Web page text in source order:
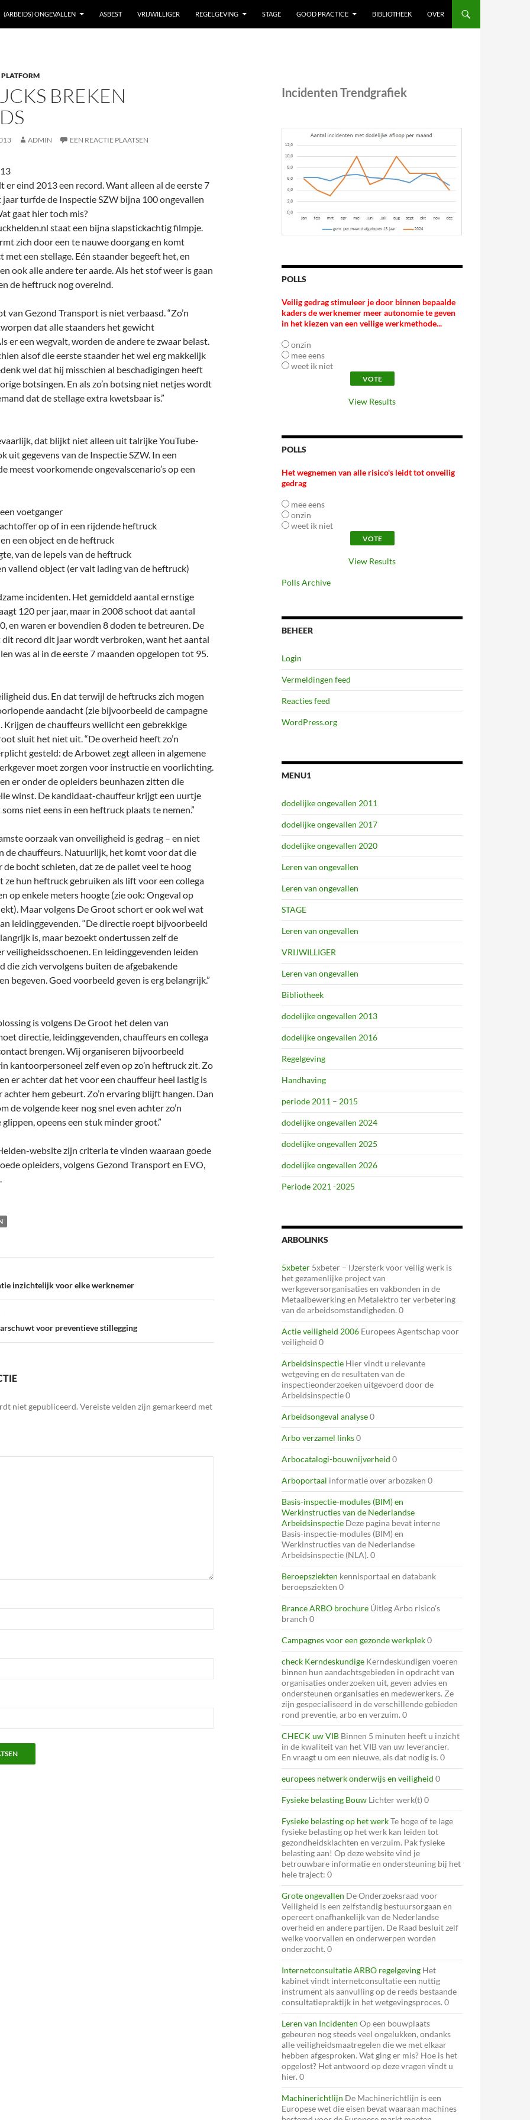
(ARBEIDS) ONGEVALLEN ASBEST VRIJWILLIGER REGELGEVING STAGE GOOD PRACTICE BIBLIOTHEEK OVER
BREKEN
ADMIN EEN REACTIE PLAATSEN
er eind 2013 een record. Want alleen al de eerste 7
jaar turfde de Inspectie SZW bijna 100 ongevallen
gaat hier toch mis?
staat een bijna slapstickachtig filmpje.
zich door een te nauwe doorgang en komt
met een stellage. Eén staander begeeft het, en
ook alle andere ter aarde. Als het stof weer is gaan
de heftruck nog overeind.
van Gezond Transport is niet verbaasd. “Zo’n
dat alle staanders het gewicht
er een wegvalt, worden de andere te zwaar belast.
alsof die eerste staander het wel erg makkelijk
wel dat hij misschien al beschadigingen heeft
botsingen. En als zo’n botsing niet netjes wordt
dat de stellage extra kwetsbaar is.”
dat blijkt niet alleen uit talrijke YouTube-
uit gegevens van de Inspectie SZW. In een
meest voorkomende ongevalscenario’s op een
voetganger
op of in een rijdende heftruck
een object en de heftruck
van de lepels van de heftruck
vallend object (er valt lading van de heftruck)
incidenten. Het gemiddeld aantal ernstige
120 per jaar, maar in 2008 schoot dat aantal
en waren er bovendien 8 doden te betreuren. De
dit record dit jaar wordt verbroken, want het aantal
was al in de eerste 7 maanden opgelopen tot 95.
dus. En dat terwijl de heftrucks zich mogen
aandacht (zie bijvoorbeeld de campagne
Krijgen de chauffeurs wellicht een gebrekkige
sluit het niet uit. “De overheid heeft zo’n
gesteld: de Arbowet zegt alleen in algemene
moet zorgen voor instructie en voorlichting.
er onder de opleiders beunhazen zitten die
winst. De kandidaat-chauffeur krijgt een uurtje
niet eens in een heftruck plaats te nemen.”
oorzaak van onveiligheid is gedrag – en niet
de chauffeurs. Natuurlijk, het komt voor dat die
de bocht schieten, dat ze de pallet veel te hoog
ze hun heftruck gebruiken als lift voor een collega
op enkele meters hoogte (zie ook: Ongeval op
Maar volgens De Groot schort er ook wel wat
leidinggevenden. “De directie roept bijvoorbeeld
is, maar bezoekt ondertussen zelf de
veiligheidsschoenen. En leidinggevenden leiden
die zich vervolgens buiten de afgebakende
begeven. Goed voorbeeld geven is erg belangrijk.”
is volgens De Groot het delen van
directie, leidinggevenden, chauffeurs en collega
brengen. Wij organiseren bijvoorbeeld
kantoorpersoneel zelf even op zo’n heftruck zit. Zo
er achter dat het voor een chauffeur heel lastig is
achter hem gebeurt. Zo’n ervaring blijft hangen. Dan
de volgende keer nog snel even achter zo’n
opeens een stuk minder groot.”
website zijn criteria te vinden waaraan goede
opleiders, volgens Gezond Transport en EVO,
inzichtelijk voor elke werknemer
voor preventieve stillegging
niet gepubliceerd. Vereiste velden zijn gemarkeerd met
Incidenten Trendgrafiek
POLLS
Veilig gedrag stimuleer je door binnen bepaalde
kaders de werknemer meer autonomie te geven
in het kiezen van een veilige werkmethode...
onzin
mee eens
weet ik niet
View Results
POLLS
Het wegnemen van alle risico's leidt tot onveilig
gedrag
mee eens
onzin
weet ik niet
View Results
Polls Archive
BEHEER
Login
Vermeldingen feed
Reacties feed
WordPress.org
MENU1
dodelijke ongevallen 2011
dodelijke ongevallen 2017
dodelijke ongevallen 2020
Leren van ongevallen
Leren van ongevallen
STAGE
Leren van ongevallen
VRIJWILLIGER
Leren van ongevallen
Bibliotheek
dodelijke ongevallen 2013
dodelijke ongevallen 2016
Regelgeving
Handhaving
periode 2011 – 2015
dodelijke ongevallen 2024
dodelijke ongevallen 2025
dodelijke ongevallen 2026
Periode 2021 -2025
ARBOLINKS
5xbeter 5xbeter – IJzersterk voor veilig werk is
het gezamenlijke project van
werkgeversorganisaties en vakbonden in de
Metaalbewerking en Metalektro ter verbetering
van de arbeidsomstandigheden. 0
Actie veiligheid 2006 Europees Agentschap voor
veiligheid 0
Arbeidsinspectie Hier vindt u relevante
wetgeving en de resultaten van de
inspectieonderzoeken uitgevoerd door de
Arbeidsinspectie 0
Arbeidsongeval analyse0
Arbo verzamel links0
Arbocatalogi-bouwnijverheid 0
Arboportaal informatie over arbozaken 0
Basis-inspectie-modules (BIM) en
Werkinstructies van de Nederlandse
Arbeidsinspectie Deze pagina bevat interne
Basis-inspectie-modules (BIM) en
Werkinstructies van de Nederlandse
Arbeidsinspectie (NLA). 0
Beroepsziekten kennisportaal en databank
beroepsziekten 0
Brance ARBO brochure Úitleg Arbo risico’s
branch 0
Campagnes voor een gezonde werkplek0
check Kerndeskundige Kerndeskundigen voeren
binnen hun aandachtsgebieden in opdracht van
organisaties onderzoeken uit, geven advies en
ondersteunen organisaties en medewerkers. Ze
zijn gespecialiseerd in de verschillende gebieden
rond preventie, arbo en verzuim. 0
CHECK uw VIB Binnen 5 minuten heeft u inzicht
in de kwaliteit van het VIB van uw leverancier.
En vraagt u om een nieuwe, als dat nodig is. 0
europees netwerk onderwijs en veiligheid 0
Fysieke belasting Bouw Lichter werk(t) 0
Fysieke belasting op het werkTe hoge of te lage
fysieke belasting op het werk kan leiden tot
gezondheidsklachten en verzuim. Pak fysieke
belasting aan! Op deze website vind je
betrouwbare informatie en ondersteuning bij het
hele traject: 0
Grote ongevallen De Onderzoeksraad voor
Veiligheid is een zelfstandig bestuursorgaan en
opereert onafhankelijk van de Nederlandse
overheid en andere partijen. De Raad besluit zelf
welke voorvallen en onderwerpen worden
onderzocht. 0
Internetconsultatie ARBO regelgeving Het
kabinet vindt internetconsultatie een nuttig
instrument als aanvulling op de reeds bestaande
consultatiepraktijk in het wetgevingsproces. 0
Leren van Incidenten Op een bouwplaats
gebeuren nog steeds veel ongelukken, ondanks
alle veiligheidsmaatregelen die we met elkaar
hebben afgesproken. Wat ging er mis? Hoe is het
opgelost? Het antwoord op deze vragen vindt u
hier. 0
Machinerichtlijn De Machinerichtlijn is een
Europese wet die eisen bevat waaraan machines